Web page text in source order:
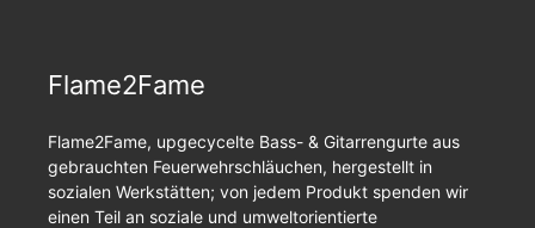
Flame2Fame
Flame2Fame, upgecycelte Bass- & Gitarrengurte aus
gebrauchten Feuerwehrschläuchen, hergestellt in
sozialen Werkstätten; von jedem Produkt spenden wir
einen Teil an soziale und umweltorientierte